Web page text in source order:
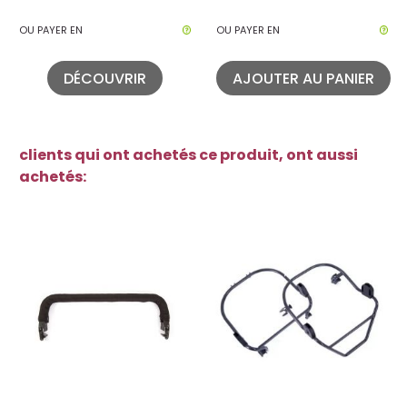
OU PAYER EN
DÉCOUVRIR
OU PAYER EN
AJOUTER AU PANIER
clients qui ont achetés ce produit, ont aussi
achetés: